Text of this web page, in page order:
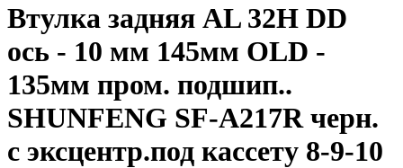
Втулка задняя AL 32H DD
ось - 10 мм 145мм OLD -
135мм пром. подшип..
SHUNFENG SF-A217R черн.
с эксцентр.под кассету 8-9-10